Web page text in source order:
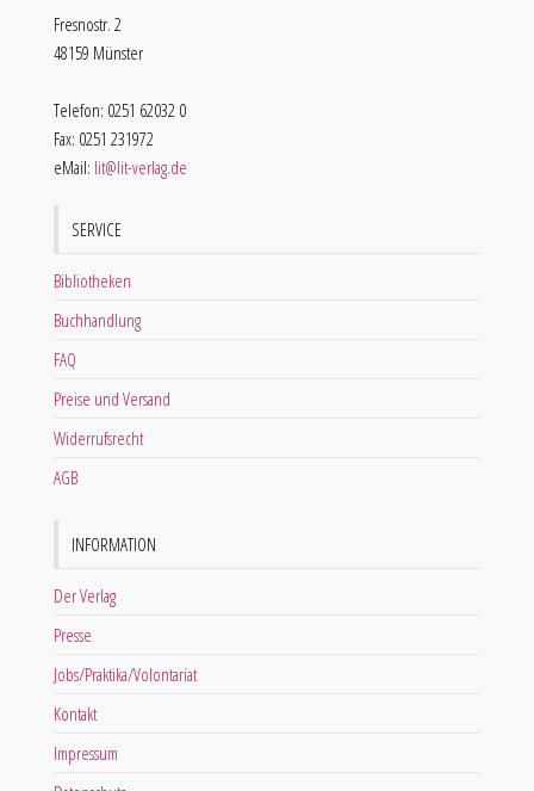
Fresnostr. 2
48159 Münster
Telefon: 0251 62032 0
Fax: 0251 231972
eMail: lit@lit-verlag.de
SERVICE
Bibliotheken
Buchhandlung
FAQ
Preise und Versand
Widerrufsrecht
AGB
INFORMATION
Der Verlag
Presse
Jobs/Praktika/Volontariat
Kontakt
Impressum